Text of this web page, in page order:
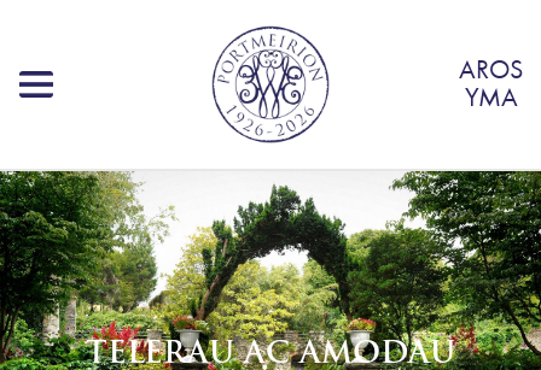
AROS
YMA
TELERAU AC AMODAU